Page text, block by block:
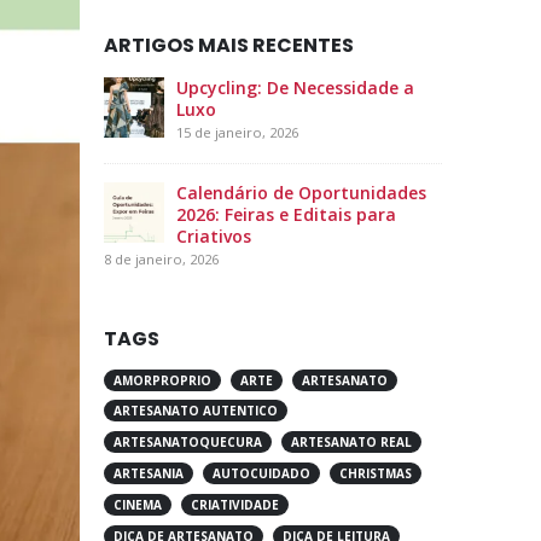
ARTIGOS MAIS RECENTES
Upcycling: De Necessidade a
Luxo
15 de janeiro, 2026
Calendário de Oportunidades
2026: Feiras e Editais para
Criativos
8 de janeiro, 2026
TAGS
AMORPROPRIO ARTE
ARTESANATO
ARTESANATO AUTENTICO
ARTESANATOQUECURA
ARTESANATO REAL
ARTESANIA
AUTOCUIDADO
CHRISTMAS
CINEMA
CRIATIVIDADE
DICA DE ARTESANATO
DICA DE LEITURA